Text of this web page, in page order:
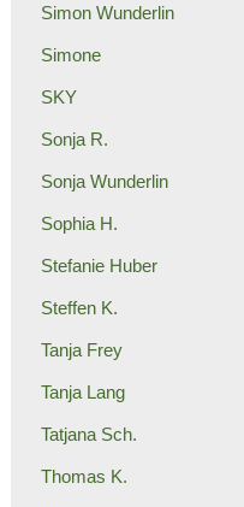
Simon Wunderlin
Simone
SKY
Sonja R.
Sonja Wunderlin
Sophia H.
Stefanie Huber
Steffen K.
Tanja Frey
Tanja Lang
Tatjana Sch.
Thomas K.